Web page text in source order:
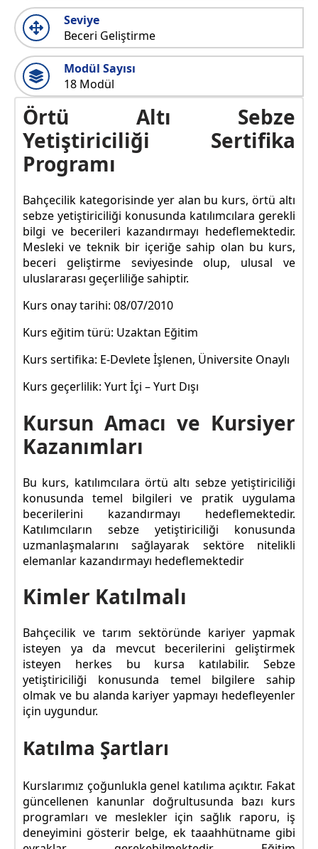
Seviye
Beceri Geliştirme
Modül Sayısı
18 Modül
Örtü Altı Sebze
Yetiştiriciliği Sertifika
Programı
Bahçecilik kategorisinde yer alan bu kurs, örtü altı
sebze yetiştiriciliği konusunda katılımcılara gerekli
bilgi ve becerileri kazandırmayı hedeflemektedir.
Mesleki ve teknik bir içeriğe sahip olan bu kurs,
beceri geliştirme seviyesinde olup, ulusal ve
uluslararası geçerliliğe sahiptir.
Kurs onay tarihi: 08/07/2010
Kurs eğitim türü: Uzaktan Eğitim
Kurs sertifika: E-Devlete İşlenen, Üniversite Onaylı
Kurs geçerlilik: Yurt İçi – Yurt Dışı
Kursun Amacı ve Kursiyer
Kazanımları
Bu kurs, katılımcılara örtü altı sebze yetiştiriciliği
konusunda temel bilgileri ve pratik uygulama
becerilerini kazandırmayı hedeflemektedir.
Katılımcıların sebze yetiştiriciliği konusunda
uzmanlaşmalarını sağlayarak sektöre nitelikli
elemanlar kazandırmayı hedeflemektedir
Kimler Katılmalı
Bahçecilik ve tarım sektöründe kariyer yapmak
isteyen ya da mevcut becerilerini geliştirmek
isteyen herkes bu kursa katılabilir. Sebze
yetiştiriciliği konusunda temel bilgilere sahip
olmak ve bu alanda kariyer yapmayı hedefleyenler
için uygundur.
Katılma Şartları
Kurslarımız çoğunlukla genel katılıma açıktır. Fakat
güncellenen kanunlar doğrultusunda bazı kurs
programları ve meslekler için sağlık raporu, iş
deneyimini gösterir belge, ek taaahhütname gibi